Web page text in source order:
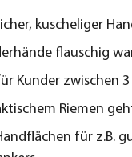
kuscheliger
flauschig
Kunder zwischen 3
Riemen
für z.B.